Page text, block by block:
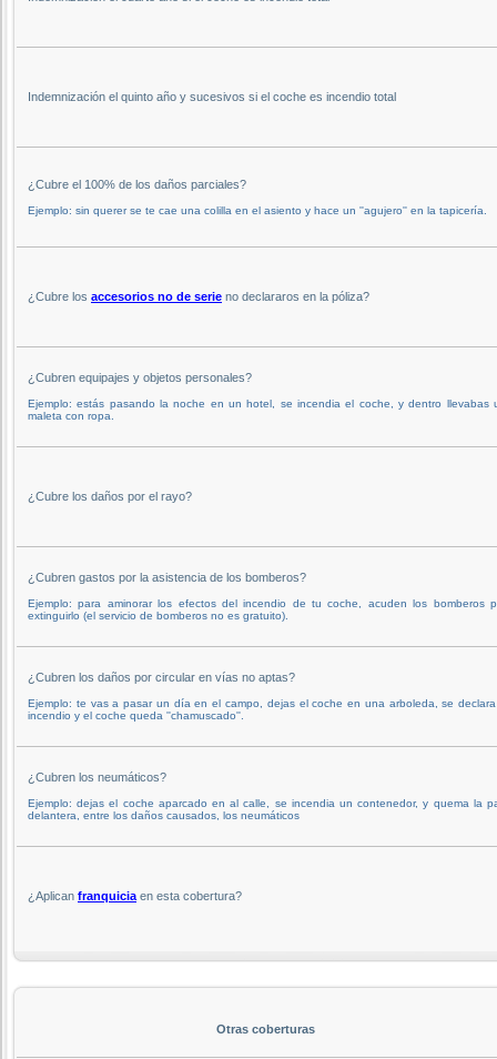
Indemnización el quinto año y sucesivos si el coche es incendio total
¿Cubre el 100% de los daños parciales?
Ejemplo: sin querer se te cae una colilla en el asiento y hace un ''agujero'' en la tapicería.
¿Cubre los accesorios no de serie no declararos en la póliza?
¿Cubren equipajes y objetos personales?
Ejemplo: estás pasando la noche en un hotel, se incendia el coche, y dentro llevabas
maleta con ropa.
¿Cubre los daños por el rayo?
¿Cubren gastos por la asistencia de los bomberos?
Ejemplo: para aminorar los efectos del incendio de tu coche, acuden los bomberos
extinguirlo (el servicio de bomberos no es gratuito).
¿Cubren los daños por circular en vías no aptas?
Ejemplo: te vas a pasar un día en el campo, dejas el coche en una arboleda, se
incendio y el coche queda ''chamuscado''.
¿Cubren los neumáticos?
Ejemplo: dejas el coche aparcado en al calle, se incendia un contenedor, y quema la
delantera, entre los daños causados, los neumáticos
¿Aplican franquicia en esta cobertura?
Otras coberturas